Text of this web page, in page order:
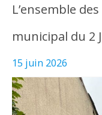
L’ensemble
municipal du 2
15 juin 2026